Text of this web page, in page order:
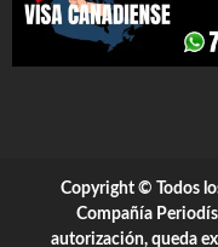
Copyright © Todos
Compañía
autorización, queda